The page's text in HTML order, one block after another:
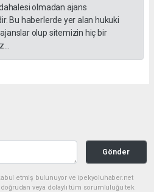
olmadan ajans
Bu haberlerde yer alan hukuki
olup sitemizin hiç bir
Gönder
etmiş bulunuyor ve ipekyoluhaber.net
veya dolaylı tüm sorumluluğu tek